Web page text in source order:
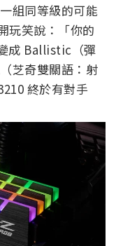
組同等級的可能
玩笑說：「你的
成 Ballistic（彈
芝奇雙關語：射
終於有對手